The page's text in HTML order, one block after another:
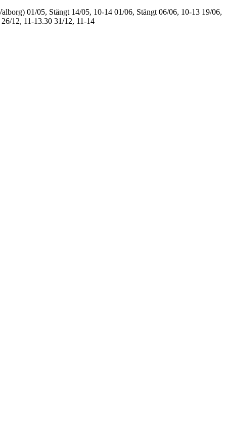
01/05, Stängt 14/05, 10-14 01/06, Stängt 06/06, 10-13 19/06,
26/12, 11-13.30 31/12, 11-14